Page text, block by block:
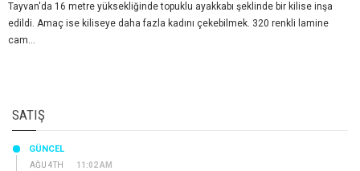
Tayvan'da 16 metre yüksekliğinde topuklu ayakkabı şeklinde bir kilise inşa
edildi. Amaç ise kiliseye daha fazla kadını çekebilmek. 320 renkli lamine
cam...
SATIŞ
AĞU 4TH 11:02 AM
GÜNCEL